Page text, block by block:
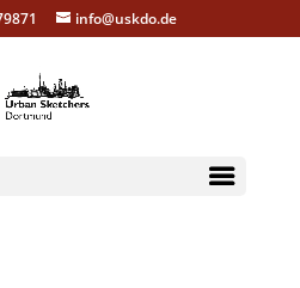
info@uskdo.de